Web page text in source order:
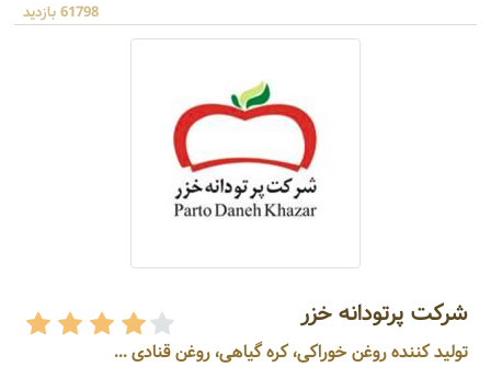
61798 بازدید
شرکت پرتودانه خزر
تولید کننده روغن خوراکی، کره گیاهی، روغن قنادی ...